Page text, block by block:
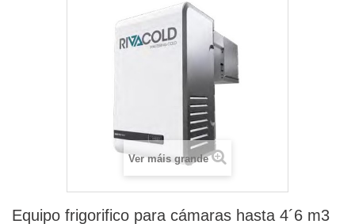
Ver máis grande
Equipo frigorifico para cámaras hasta 4´6 m3